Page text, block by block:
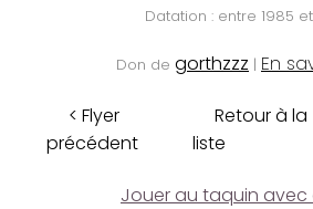
Datation : entre 1985
Don de gorthzzz | En
< Flyer
précédent
Retour à la
liste
Jouer au taquin avec